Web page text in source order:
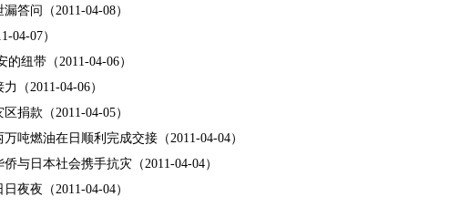
答问（2011-04-08）
04-07）
纽带（2011-04-06）
（2011-04-06）
捐款（2011-04-05）
吨燃油在日顺利完成交接（2011-04-04）
与日本社会携手抗灾（2011-04-04）
夜夜（2011-04-04）